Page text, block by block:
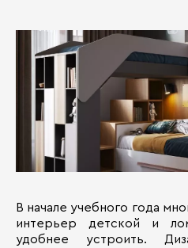
В начале учебного года
интерьер детской и
удобнее устроить.